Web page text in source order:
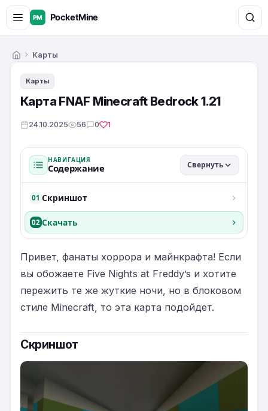
ГлавнаяКарты
Карты
Карта FNAF Minecraft Bedrock 1.21
24.10.2025 56 0 1
НАВИГАЦИЯ
Содержание Свернуть
01 Скриншот
02 Скачать
Привет, фанаты хоррора и майнкрафта! Если
вы обожаете Five Nights at Freddy’s и хотите
пережить те же жуткие ночи, но в блоковом
стиле Minecraft, то эта карта подойдет.
Скриншот